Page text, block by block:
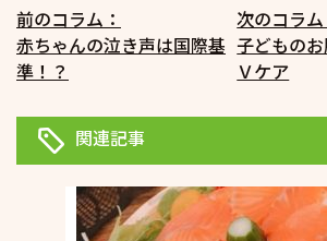
投
稿
ナ
ビ
ゲ
前のコラム：
赤ちゃんの泣き声は国際基
準！？
次のコラム
子どもの
Ｖケア
関連記事